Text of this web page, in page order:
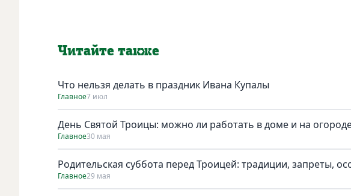
Читайте также
Что нельзя делать в праздник Ивана Купалы
Главное7 июл
День Святой Троицы: можно ли работать в доме и на
Главное30 мая
Родительская суббота перед Троицей: традиции, запреты,
Главное29 мая